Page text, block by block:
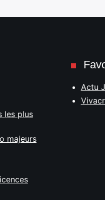
les plus
majeurs
Actu